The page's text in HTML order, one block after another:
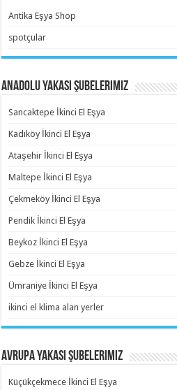
Antika Eşya Shop
spotçular
Anadolu Yakası Şubelerimiz
Sancaktepe İkinci El Eşya
Kadıköy İkinci El Eşya
Ataşehir İkinci El Eşya
Maltepe İkinci El Eşya
Çekmeköy İkinci El Eşya
Pendik İkinci El Eşya
Beykoz İkinci El Eşya
Gebze İkinci El Eşya
Ümraniye İkinci El Eşya
ikinci el klima alan yerler
Avrupa Yakası Şubelerimiz
Küçükçekmece İkinci El Eşya